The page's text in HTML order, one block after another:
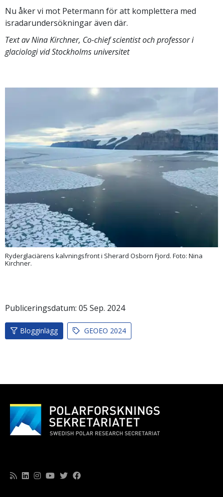
Nu åker vi mot Petermann för att komplettera med
isradarundersökningar även där.
Text av Nina Kirchner, Co-chief scientist och professor i
glaciologi vid Stockholms universitet
Ryderglaciärens kalvningsfront i Sherard Osborn Fjord. Foto: Nina
Kirchner.
Publiceringsdatum: 05 Sep. 2024
Blogginlägg GEOEO 2024